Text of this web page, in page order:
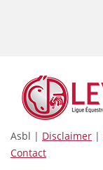
Asbl | Disclaimer |
Contact